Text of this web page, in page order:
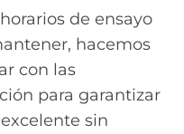
de ensayo
hacemos
con las
para garantizar
sin